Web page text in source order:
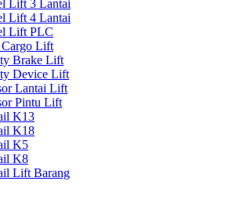
Lift 3 Lantai
Lift 4 Lantai
Lift PLC
Lift
Brake Lift
Device Lift
Lantai Lift
Pintu Lift
K13
K18
K5
K8
Lift Barang